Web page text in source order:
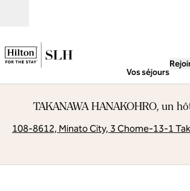
Vos séjours
TAKANAWA HANAKOHRO, un
108-8612, Minato City, 3 Chome-13-1